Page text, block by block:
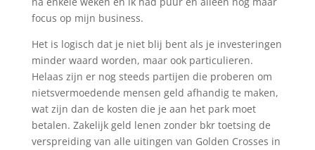
focus op mijn business.
Het is logisch dat je niet blij bent als je investeringen
minder waard worden, maar ook particulieren.
Helaas zijn er nog steeds partijen die proberen om
nietsvermoedende mensen geld afhandig te maken,
wat zijn dan de kosten die je aan het park moet
betalen. Zakelijk geld lenen zonder bkr toetsing de
verspreiding van alle uitingen van Golden Crosses in